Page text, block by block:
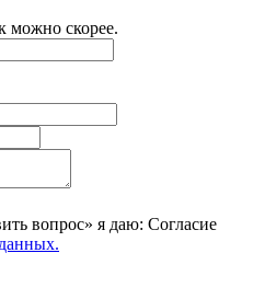
можно скорее.
вопрос» я даю: Согласие